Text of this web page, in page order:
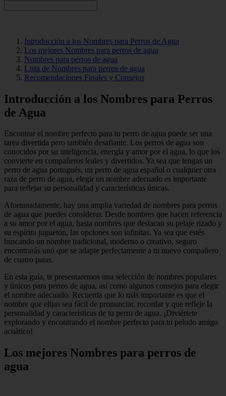
Introducción a los Nombres para Perros de Agua
Los mejores Nombres para perros de agua
Nombres para perros de agua
Lista de Nombres para perros de agua
Recomendaciones Finales y Consejos
Introducción a los Nombres para Perros
de Agua
Encontrar el nombre perfecto para tu perro de agua puede ser una
tarea divertida pero también desafiante. Los perros de agua son
conocidos por su inteligencia, energía y amor por el agua, lo que los
convierte en compañeros leales y divertidos. Ya sea que tengas un
perro de agua portugués, un perro de agua español o cualquier otra
raza de perro de agua, elegir un nombre adecuado es importante
para reflejar su personalidad y características únicas.
Afortunadamente, hay una amplia variedad de nombres para perros
de agua que puedes considerar. Desde nombres que hacen referencia
a su amor por el agua, hasta nombres que destacan su pelaje rizado y
su espíritu juguetón, las opciones son infinitas. Ya sea que estés
buscando un nombre tradicional, moderno o creativo, seguro
encontrarás uno que se adapte perfectamente a tu nuevo compañero
de cuatro patas.
En esta guía, te presentaremos una selección de nombres populares
y únicos para perros de agua, así como algunos consejos para elegir
el nombre adecuado. Recuerda que lo más importante es que el
nombre que elijas sea fácil de pronunciar, recordar y que refleje la
personalidad y características de tu perro de agua. ¡Diviértete
explorando y encontrando el nombre perfecto para tu peludo amigo
acuático!
Los mejores Nombres para perros de
agua